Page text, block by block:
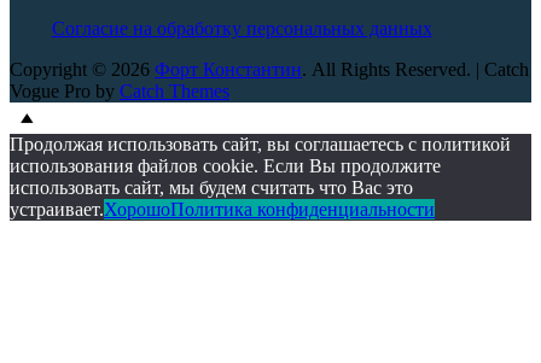
Согласие на обработку персональных данных
Copyright © 2026 Форт Константин. All Rights Reserved. | Catch
Vogue Pro by Catch Themes
Scroll
Up Up
Продолжая использовать сайт, вы соглашаетесь с политикой
использования файлов cookie. Если Вы продолжите
использовать сайт, мы будем считать что Вас это
устраивает.ХорошоПолитика конфиденциальности